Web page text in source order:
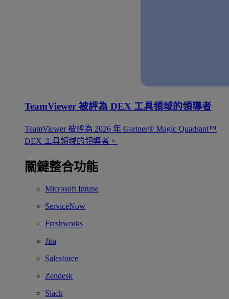
TeamViewer 被評為 DEX 工具領域的領導者
TeamViewer 被評為 2026 年 Gartner® Magic Quadrant™
DEX 工具領域的領導者。
關鍵整合功能
Microsoft Intune
ServiceNow
Freshworks
Jira
Salesforce
Zendesk
Slack